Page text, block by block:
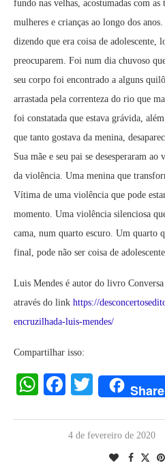
fundo nas velhas, acostumadas com as
mulheres e crianças ao longo dos
dizendo que era coisa de adolescente,
preocuparem. Foi num dia chuvoso
seu corpo foi encontrado a alguns
arrastada pela correnteza do rio que
foi constatada que estava grávida,
que tanto gostava da menina,
Sua mãe e seu pai se desesperaram
da violência. Uma menina que
Vítima de uma violência que pode
momento. Uma violência silenciosa
cama, num quarto escuro. Um quarto
final, pode não ser coisa de
Luis Mendes é autor do livro
através do link https://
encruzilhada-luis-mendes/
Compartilhar isso:
WhatsApp
Facebook
Twitter
Share
4 de fevereiro de 2020